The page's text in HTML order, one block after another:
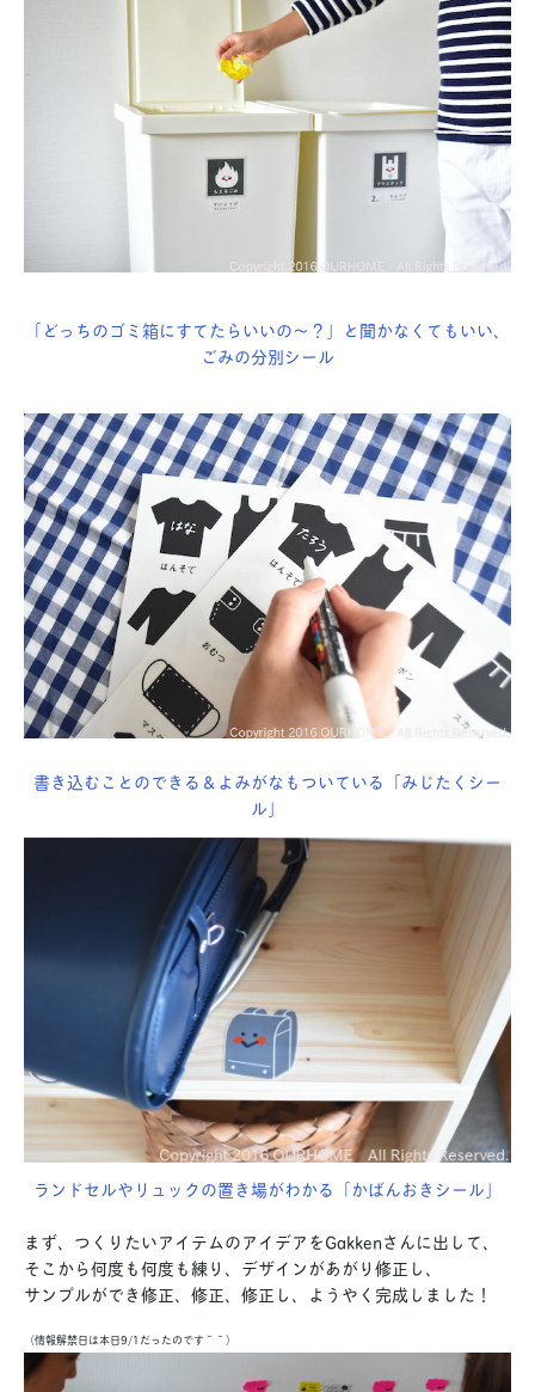
「どっちのゴミ箱にすてたらいいの〜？」と聞かなくてもいい、
ごみの分別シール
書き込むことのできる＆よみがなもついている「みじたくシー
ル」
ランドセルやリュックの置き場がわかる「かばんおきシール」
まず、つくりたいアイテムのアイデアをGakkenさんに出して、
そこから何度も何度も練り、デザインがあがり修正し、
サンプルができ修正、修正、修正し、ようやく完成しました！
（情報解禁日は本日9/1だったのです＾＾）